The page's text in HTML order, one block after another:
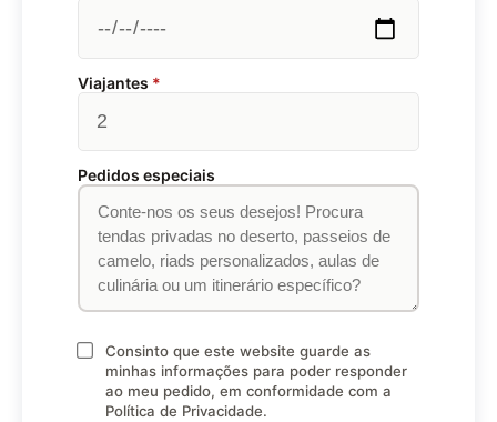
Viajantes *
Pedidos especiais
Consinto que este website guarde as
minhas informações para poder responder
ao meu pedido, em conformidade com a
Política de Privacidade.